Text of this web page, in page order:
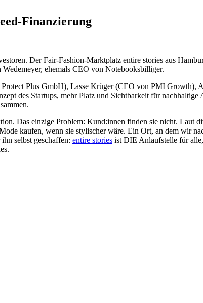
Finanzierung
Der Fair-Fashion-Marktplatz entire stories aus
ehemals CEO von Notebooksbilliger.
Plus GmbH), Lasse Krüger (CEO von PMI Growth),
des Startups, mehr Platz und Sichtbarkeit für nachhaltige
Das einzige Problem: Kund:innen finden sie nicht. Laut
kaufen, wenn sie stylischer wäre. Ein Ort, an dem wir
selbst geschaffen: entire stories ist DIE Anlaufstelle für